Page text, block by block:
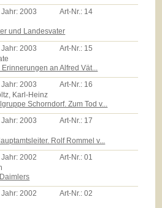
Jahr:2003 Art-Nr.: 14
und Landesvater
Jahr: 2003 Art-Nr.: 15
an Alfred Vät...
Jahr:2003 Art-Nr.: 16
Karl-Heinz
Schorndorf. Zum Tod v...
Jahr:2003 Art-Nr.: 17
Rolf Rommel v...
Jahr:2002 Art-Nr.:01
Jahr:2002 Art-Nr.:02